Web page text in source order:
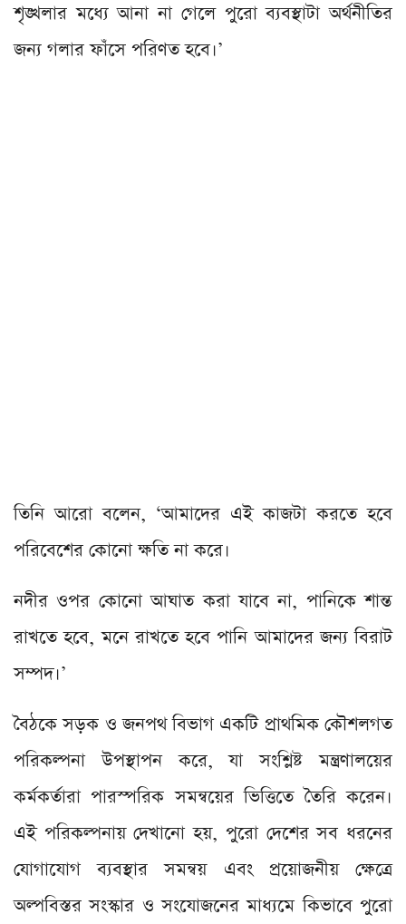
শৃঙ্খলার মধ্যে আনা না গেলে পুরো ব্যবস্থাটা অর্থনীতির
জন্য গলার ফাঁসে পরিণত হবে।’
তিনি আরো বলেন, ‘আমাদের এই কাজটা করতে হবে
পরিবেশের কোনো ক্ষতি না করে।
নদীর ওপর কোনো আঘাত করা যাবে না, পানিকে শান্ত
রাখতে হবে, মনে রাখতে হবে পানি আমাদের জন্য বিরাট
সম্পদ।’
বৈঠকে সড়ক ও জনপথ বিভাগ একটি প্রাথমিক কৌশলগত
পরিকল্পনা উপস্থাপন করে, যা সংশ্লিষ্ট মন্ত্রণালয়ের
কর্মকর্তারা পারস্পরিক সমন্বয়ের ভিত্তিতে তৈরি করেন।
এই পরিকল্পনায় দেখানো হয়, পুরো দেশের সব ধরনের
যোগাযোগ ব্যবস্থার সমন্বয় এবং প্রয়োজনীয় ক্ষেত্রে
অল্পবিস্তর সংস্কার ও সংযোজনের মাধ্যমে কিভাবে পুরো